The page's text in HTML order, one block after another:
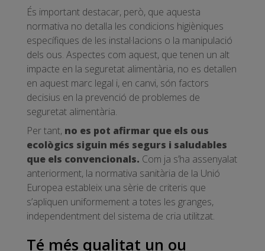
És important destacar, però, que aquesta
normativa no detalla les condicions higièniques
específiques de les instal·lacions o la manipulació
dels ous. Aspectes com aquest, que tenen un alt
impacte en la seguretat alimentària, no es detallen
en aquest marc legal i, en canvi, són factors
decisius en la prevenció de problemes de
seguretat alimentària.
Per tant, no es pot afirmar que els ous
ecològics siguin més segurs i saludables
que els convencionals. Com ja s’ha assenyalat
anteriorment, la normativa sanitària de la Unió
Europea estableix una sèrie de criteris que
s’apliquen uniformement a totes les granges,
independentment del sistema de cria utilitzat.
Té més qualitat un ou